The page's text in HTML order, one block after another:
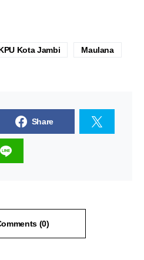
Kota Jambi Maulana
Share
(0)